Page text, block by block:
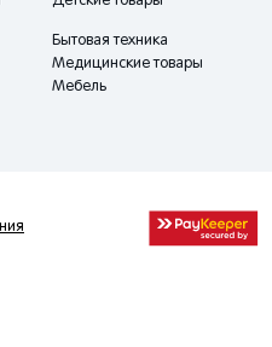
Бытовая техника
Медицинские товары
Мебель